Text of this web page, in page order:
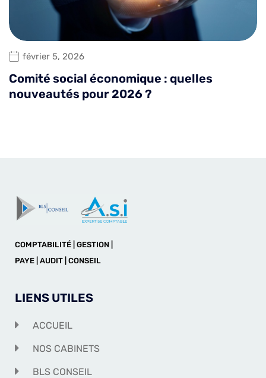
février 5, 2026
Comité social économique : quelles
nouveautés pour 2026 ?
COMPTABILITÉ | GESTION |
PAYE | AUDIT | CONSEIL
LIENS UTILES
ACCUEIL
NOS CABINETS
BLS CONSEIL